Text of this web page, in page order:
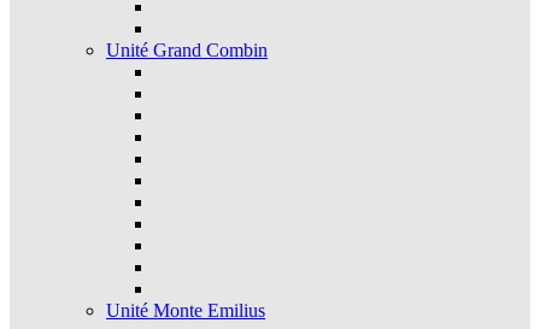
Unité Grand Combin
Unité Monte Emilius